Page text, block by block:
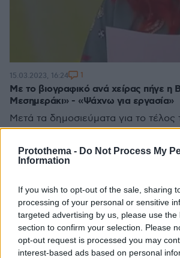
Protothema - Do Not Process My
Information
If you wish to opt-out of the sale, sharing
processing of your personal or sensitive
targeted advertising by us, please use the
section to confirm your selection. Please
opt-out request is processed you may
interest-based ads based on personal
Με το βιογραφικό ανά χείρας πήγε η
Μεσημεράκι» - «Ψάχνω για εργασία»
Μετά τα δημοσιεύματα για το τέλος
Βάνια αναζητά εργασία
15.03.2023, 16:24 1